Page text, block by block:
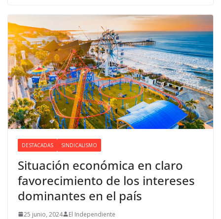
DESTACADAS SINDICALISMO
Situación económica en claro
favorecimiento de los intereses
dominantes en el país
25 junio, 2024 El Independiente